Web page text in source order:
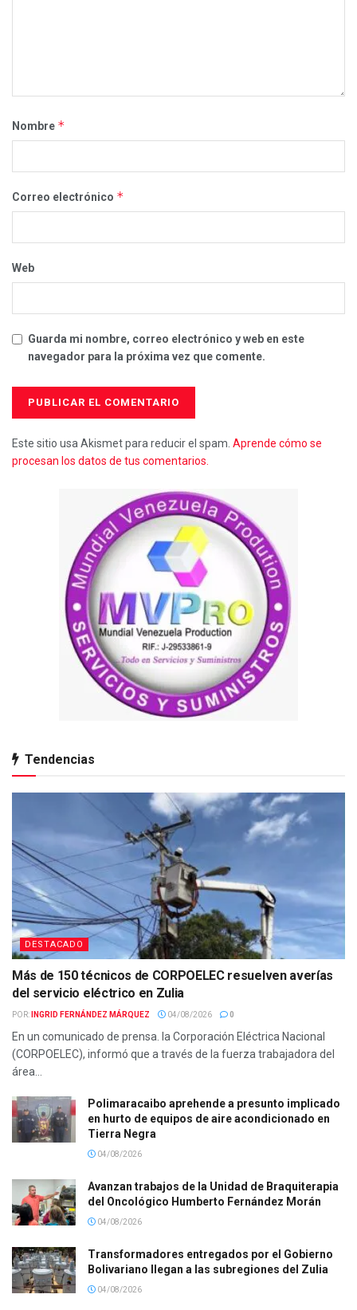
Nombre *
Correo electrónico *
Web
Guarda mi nombre, correo electrónico y web en este
navegador para la próxima vez que comente.
Este sitio usa Akismet para reducir el spam. Aprende cómo se
procesan los datos de tus comentarios.
Tendencias
DESTACADO
Más de 150 técnicos de CORPOELEC resuelven averías
del servicio eléctrico en Zulia
POR: INGRID FERNÁNDEZ MÁRQUEZ 04/08/2026 0
En un comunicado de prensa. la Corporación Eléctrica Nacional
(CORPOELEC), informó que a través de la fuerza trabajadora del
área...
Polimaracaibo aprehende a presunto implicado
en hurto de equipos de aire acondicionado en
Tierra Negra
04/08/2026
Avanzan trabajos de la Unidad de Braquiterapia
del Oncológico Humberto Fernández Morán
04/08/2026
Transformadores entregados por el Gobierno
Bolivariano llegan a las subregiones del Zulia
04/08/2026